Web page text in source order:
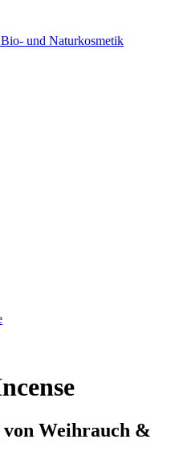
und Naturkosmetik
Weihrauch &